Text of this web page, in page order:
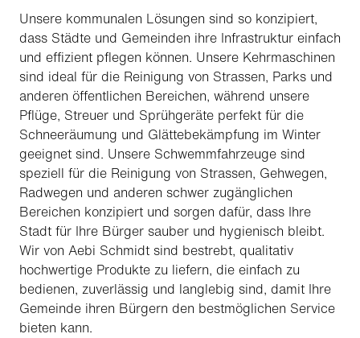
Unsere kommunalen Lösungen sind so konzipiert,
dass Städte und Gemeinden ihre Infrastruktur einfach
und effizient pflegen können. Unsere Kehrmaschinen
sind ideal für die Reinigung von Strassen, Parks und
anderen öffentlichen Bereichen, während unsere
Pflüge, Streuer und Sprühgeräte perfekt für die
Schneeräumung und Glättebekämpfung im Winter
geeignet sind. Unsere Schwemmfahrzeuge sind
speziell für die Reinigung von Strassen, Gehwegen,
Radwegen und anderen schwer zugänglichen
Bereichen konzipiert und sorgen dafür, dass Ihre
Stadt für Ihre Bürger sauber und hygienisch bleibt.
Wir von Aebi Schmidt sind bestrebt, qualitativ
hochwertige Produkte zu liefern, die einfach zu
bedienen, zuverlässig und langlebig sind, damit Ihre
Gemeinde ihren Bürgern den bestmöglichen Service
bieten kann.